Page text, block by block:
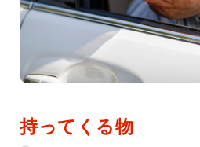
持ってくる物